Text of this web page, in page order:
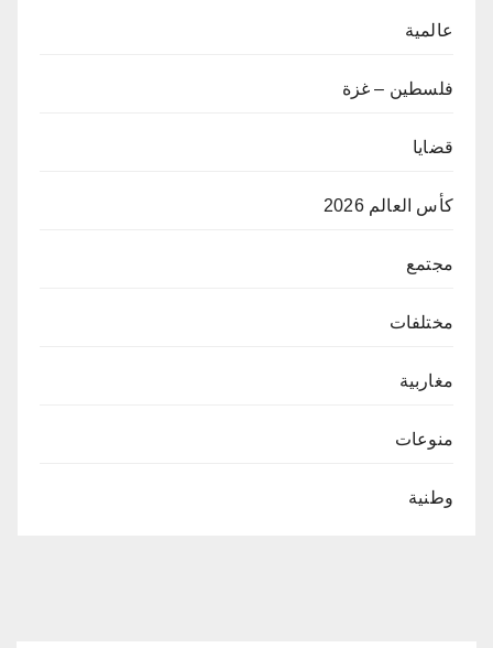
عالمية
فلسطين – غزة
قضايا
كأس العالم 2026
مجتمع
مختلفات
مغاربية
منوعات
وطنية